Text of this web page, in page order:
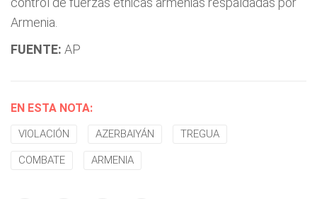
Armenia.
FUENTE: AP
EN ESTA NOTA:
VIOLACIÓN AZERBAIYÁN TREGUA
COMBATE ARMENIA